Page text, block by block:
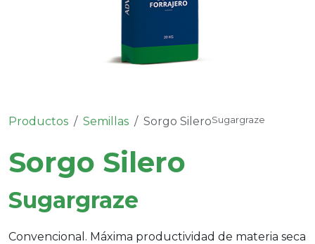
Productos Semillas Sorgo SileroSugargraze
Sorgo Silero
Sugargraze
Convencional. Máxima productividad de materia seca